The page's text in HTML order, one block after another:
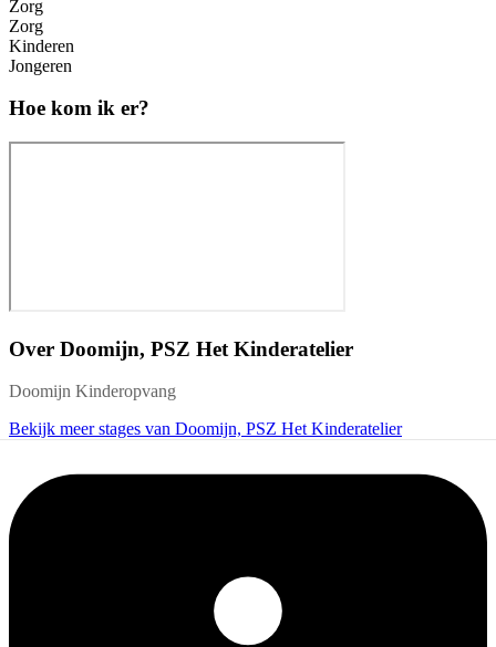
Zorg
Zorg
Kinderen
Jongeren
Hoe kom ik er?
Over Doomijn, PSZ Het Kinderatelier
Doomijn Kinderopvang
Bekijk meer stages van Doomijn, PSZ Het Kinderatelier